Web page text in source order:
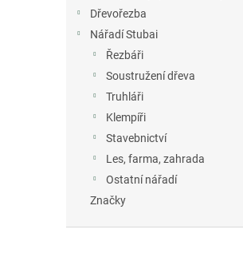
Dřevořezba
Nářadí Stubai
Řezbáři
Soustružení dřeva
Truhláři
Klempíři
Stavebnictví
Les, farma, zahrada
Ostatní nářadí
Značky